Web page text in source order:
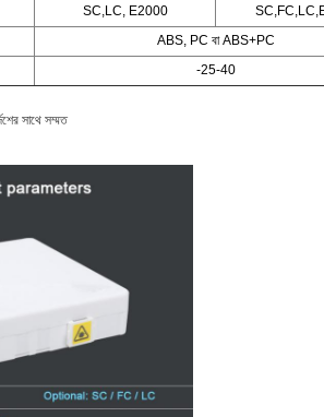
SC,LC, E2000
ABS, PC বা ABS+PC
-25-40
সাথে সম্মত